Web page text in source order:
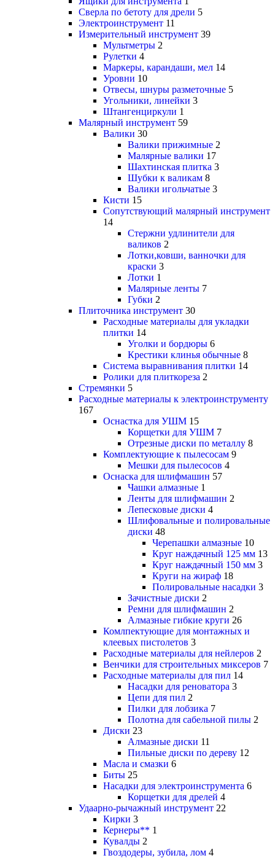
Сверла по бетоту для дрели 5
Электроинструмент 11
Измерительный инструмент 39
Мультметры 2
Рулетки 4
Маркеры, карандаши, мел 14
Уровни 10
Отвесы, шнуры разметочные 5
Угольники, линейки 3
Штангенциркули 1
Малярный инструмент 59
Валики 30
Валики прижимные 2
Малярные валики 17
Шахтинская плитка 3
Шубки к валикам 8
Валики игольчатые 3
Кисти 15
Сопутствующий малярный инструмент
14
Стержни удлинители для
валиков 2
Лотки,ковши, ванночки для
краски 3
Лотки 1
Малярные ленты 7
Губки 2
Плиточника инструмент 30
Расходные материалы для укладки
плитки 14
Уголки и бордюры 6
Крестики клинья обычные 8
Система выравнивания плитки 14
Ролики для плиткореза 2
Стремянки 5
Расходные материалы к электроинструменту
167
Оснастка для УШМ 15
Корщетки для УШМ 7
Отрезные диски по металлу 8
Комплектующие к пылесосам 9
Мешки для пылесосов 4
Оснаска для шлифмашин 57
Чашки алмазные 1
Ленты для шлифмашин 2
Лепесковые диски 4
Шлифовальные и полировальные
диски 48
Черепашки алмазные 10
Круг наждачный 125 мм 13
Круг наждачный 150 мм 3
Круги на жираф 18
Полировальные насадки 3
Зачистные диски 2
Ремни для шлифмашин 2
Алмазные гибкие круги 26
Комлпектующие для монтажных и
клеевых пистолетов 3
Расходные материалы для нейлеров 2
Венчики для строительных миксеров 7
Расходные материалы для пил 14
Насадки для реноватора 3
Цепи для пил 2
Пилки для лобзика 7
Полотна для сабельной пилы 2
Диски 23
Алмазные диски 11
Пильные диски по дереву 12
Масла и смазки 6
Биты 25
Насадки для электроинструмента 6
Корщетки для дрелей 4
Удаарно-рычажный инструмент 22
Кирки 3
Кернеры** 1
Кувалды 2
Гвоздодеры, зубила, лом 4